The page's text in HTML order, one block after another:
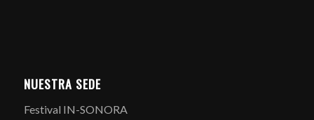
NUESTRA SEDE
Festival IN-SONORA